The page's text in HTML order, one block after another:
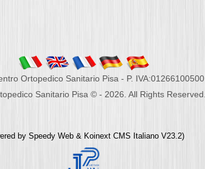
Ortopedico Sanitario Pisa - P. IVA:01266100500
Sanitario Pisa © - 2026. All Rights Reserved.
by Speedy Web & Koinext CMS Italiano V23.2)